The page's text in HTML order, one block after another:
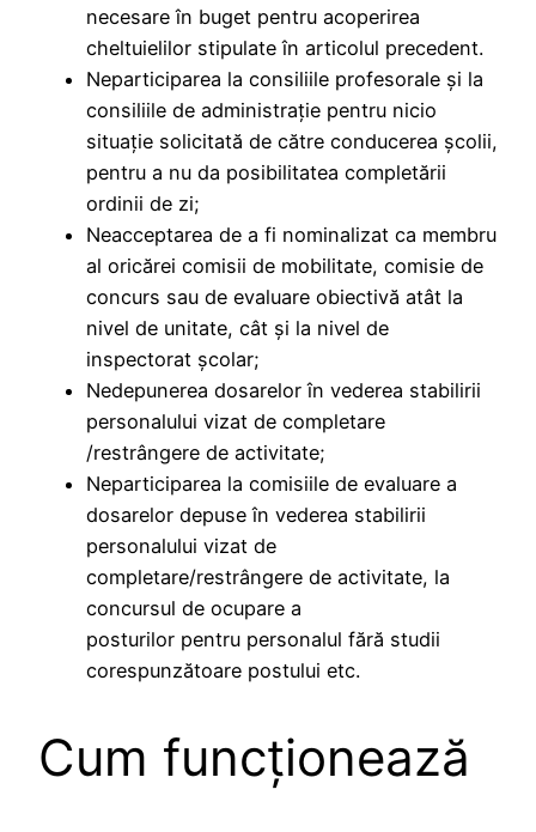
necesare în buget pentru acoperirea
cheltuielilor stipulate în articolul precedent.
Neparticiparea la consiliile profesorale şi la
consiliile de administrație pentru nicio
situaţie solicitată de către conducerea şcolii,
pentru a nu da posibilitatea completării
ordinii de zi;
Neacceptarea de a fi nominalizat ca membru
al oricărei comisii de mobilitate, comisie de
concurs sau de evaluare obiectivă atât la
nivel de unitate, cât şi la nivel de
inspectorat şcolar;
Nedepunerea dosarelor în vederea stabilirii
personalului vizat de completare
/restrângere de activitate;
Neparticiparea la comisiile de evaluare a
dosarelor depuse în vederea stabilirii
personalului vizat de
completare/restrângere de activitate, la
concursul de ocupare a
posturilor pentru personalul fără studii
corespunzătoare postului etc.
Cum funcționează